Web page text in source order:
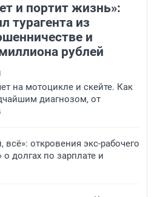
и портит жизнь»:
турагента из
и
рублей
на мотоцикле и скейте. Как
диагнозом, от
всё»: откровения экс-рабочего
долгах по зарплате и